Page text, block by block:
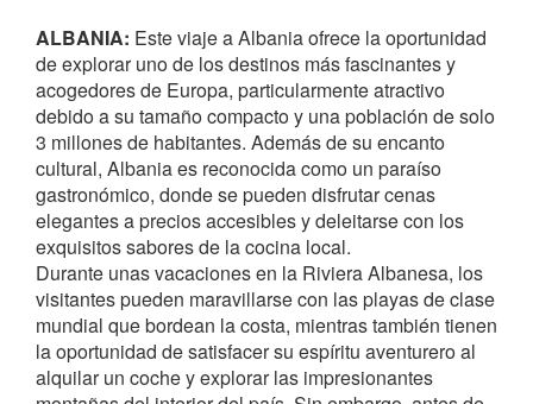
ALBANIA: Este viaje a Albania ofrece la oportunidad
de explorar uno de los destinos más fascinantes y
acogedores de Europa, particularmente atractivo
debido a su tamaño compacto y una población de solo
3 millones de habitantes. Además de su encanto
cultural, Albania es reconocida como un paraíso
gastronómico, donde se pueden disfrutar cenas
elegantes a precios accesibles y deleitarse con los
exquisitos sabores de la cocina local.
Durante unas vacaciones en la Riviera Albanesa, los
visitantes pueden maravillarse con las playas de clase
mundial que bordean la costa, mientras también tienen
la oportunidad de satisfacer su espíritu aventurero al
alquilar un coche y explorar las impresionantes